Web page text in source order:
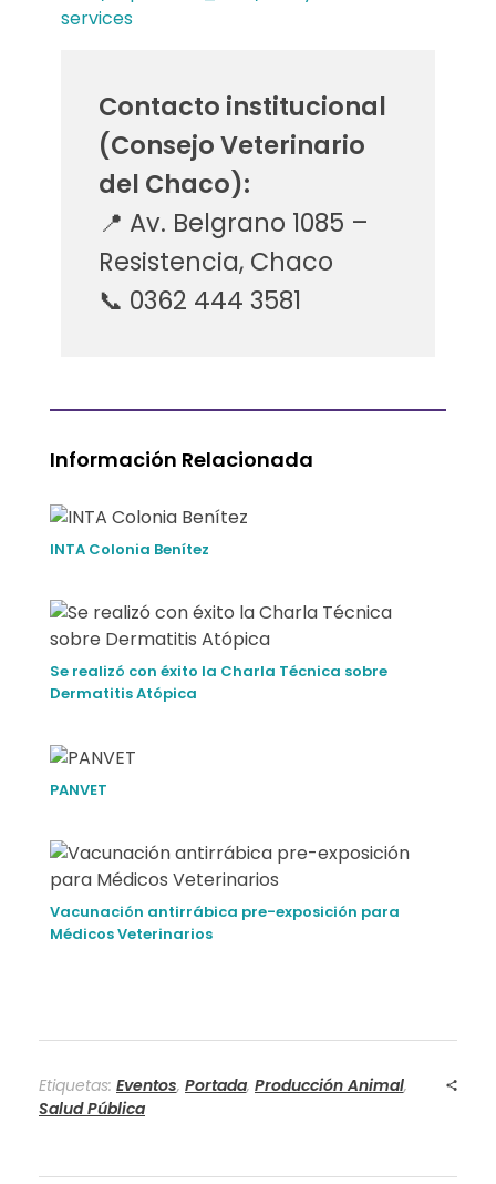
services
Contacto institucional
(Consejo Veterinario
del Chaco):
📍 Av. Belgrano 1085 –
Resistencia, Chaco
📞 0362 444 3581
Información Relacionada
INTA Colonia Benítez
Se realizó con éxito la Charla Técnica sobre
Dermatitis Atópica
PANVET
Vacunación antirrábica pre-exposición para
Médicos Veterinarios
Etiquetas: Eventos, Portada, Producción Animal,
Salud Pública